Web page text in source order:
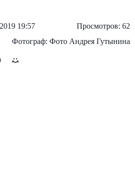
19:57
Просмотров: 62
Фотограф: Фото Андрея Гутынина